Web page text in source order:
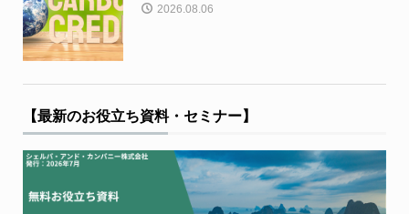
2026.08.06
【最新のお役立ち資料・セミナー】